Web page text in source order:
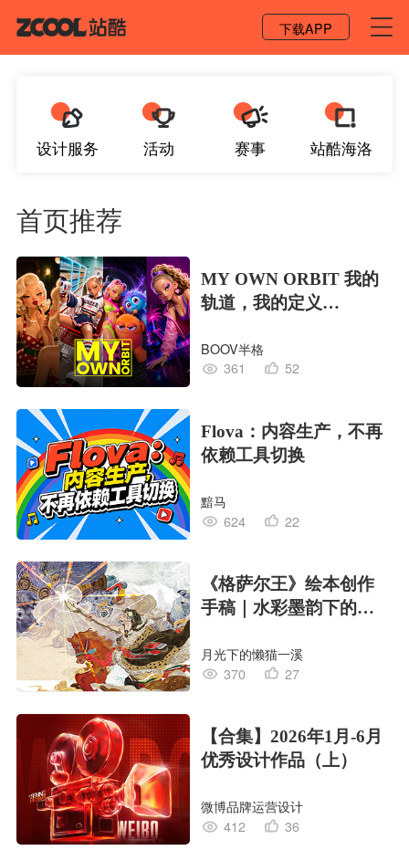
下载APP
设计服务 活动 赛事 站酷海洛
首页推荐
MY OWN ORBIT 我的
轨道，我的定义
对
BOOV半格
361
52
Flova：内容生产，不再
依赖工具切换
黯马
624
22
《格萨尔王》绘本创作
手稿｜水彩墨韵下的史
月光下的懒猫一溪
370
27
【合集】2026年1月-6月
优秀设计作品（上）
微博品牌运营设计
412
36